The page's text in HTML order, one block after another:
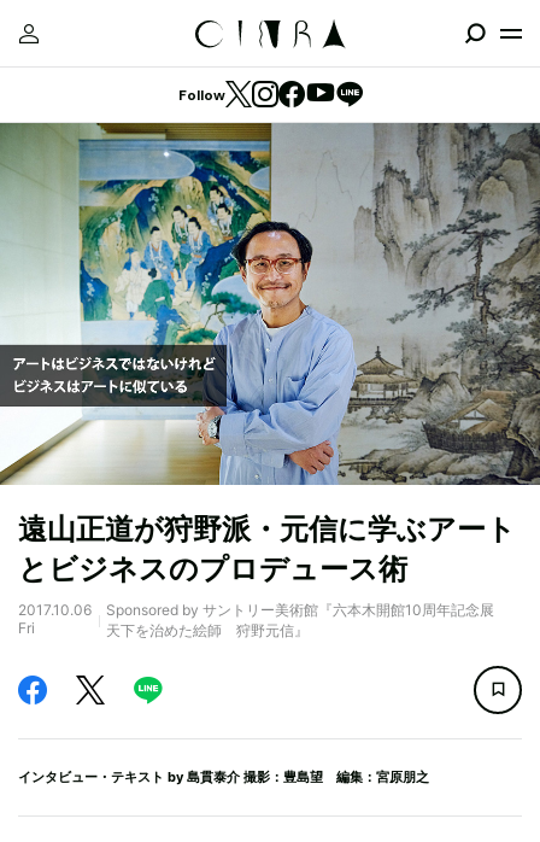
Follow
遠山正道が狩野派・元信に学ぶアート
とビジネスのプロデュース術
2017.10.06
Fri
Sponsored by サントリー美術館『六本木開館10周年記念展
天下を治めた絵師 狩野元信』
インタビュー・テキスト by 島貫泰介 撮影：豊島望 編集：宮原朋之